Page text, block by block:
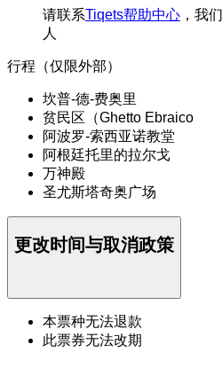
请联系Tiqets帮助中心 ，我
人
行程（仅限外部）
坎普-德-费奥里
贫民区（Ghetto Ebraico
阿波罗-索西亚诺教堂
阿根廷托里的拉尔戈
万神殿
圣尤斯塔奇奥广场
更改时间与取消政策
本票种无法退款
此票券无法改期